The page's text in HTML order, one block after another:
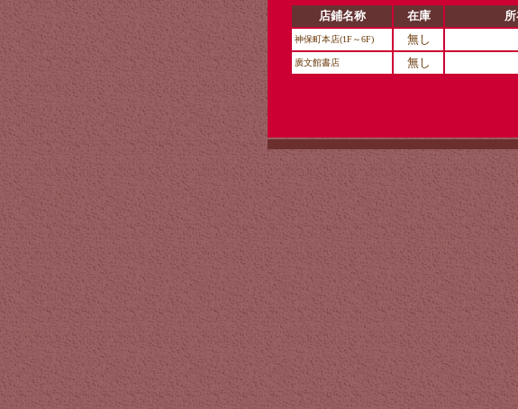
店鋪名称
在庫
神保町本店(1F～6F) 無し
廣文館書店 無し